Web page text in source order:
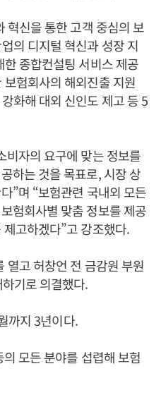
신을 통한 고객 중심의 보
의 디지털 혁신과 성장 지
종합컨설팅 서비스 제공
험회사의 해외진출 지원
화해 대외 신인도 제고 등 5
비자의 요구에 맞는 정보를
하는 것을 목표로, 시장 상
”며 “보험관련 국내외 모든
험회사별 맞춤 정보를 제공
고하겠다”고 강조했다.
열고 허창언 전 금감원 부원
기로 의결했다.
까지 3년이다.
모든 분야를 섭렵해 보험